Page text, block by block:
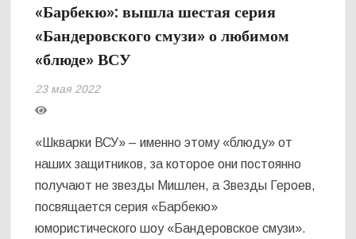
«Барбекю»: вышла шестая серия
«Бандеровского смузи» о любимом
«блюде» ВСУ
23 мая 2022
«Шкварки ВСУ» – именно этому «блюду» от
наших защитников, за которое они постоянно
получают не звезды Мишлен, а Звезды Героев,
посвящается серия «Барбекю»
юмористического шоу «Бандеровское смузи».